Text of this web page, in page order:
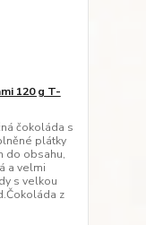
120 g T-
čokoláda s
plátky
do obsahu,
a velmi
s velkou
z